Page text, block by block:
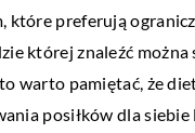
preferują
której znaleźć można
warto pamiętać, że
posiłków dla
lat edukacji
skończywszy.